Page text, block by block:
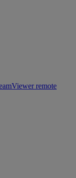
remote